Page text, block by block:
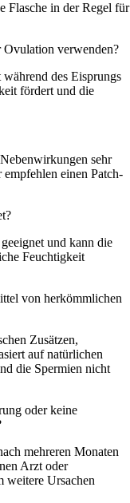
Flasche in der Regel für
verwenden?
des Eisprungs
fördert und die
sehr
einen Patch-
und kann die
Feuchtigkeit
von herkömmlichen
Zusätzen,
auf natürlichen
die Spermien nicht
oder keine
mehreren Monaten
Arzt oder
weitere Ursachen